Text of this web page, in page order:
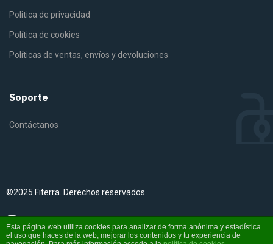
Politica de privacidad
Política de cookies
Políticas de ventas, envíos y devoluciones
Soporte
Contáctanos
©2025 Fiterra. Derechos reservados
Esta página web utiliza cookies para analizar de forma anónima y estadística
el uso que haces de la web, mejorar los contenidos y tu experiencia de